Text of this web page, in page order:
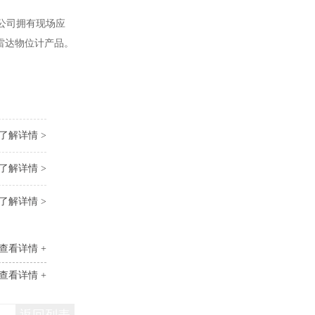
司拥有现场应
物位计产品。
解详情 >
解详情 >
解详情 >
看详情 +
看详情 +